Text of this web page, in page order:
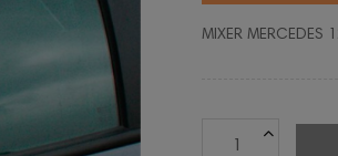
MIXER MERCEDES